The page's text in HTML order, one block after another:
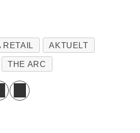
RETAIL AKTUELT
THE ARC